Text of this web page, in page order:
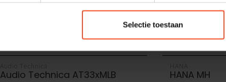
Selectie toestaan
Audio Technica
Audio Technica AT33xMLB
HANA
HANA MH